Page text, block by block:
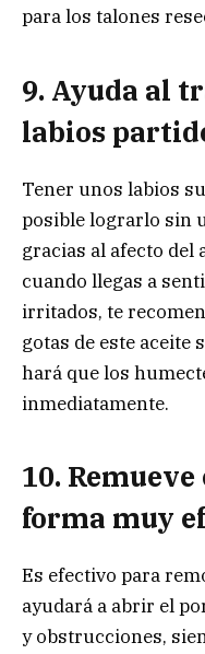
para los talones
9. Ayuda al
labios
Tener unos labios
posible lograrlo sin
gracias al afecto del
cuando llegas a
irritados, te
gotas de este aceite
hará que los
inmediatamente.
10.
forma muy
Es efectivo para
ayudará a abrir el
y obstrucciones,